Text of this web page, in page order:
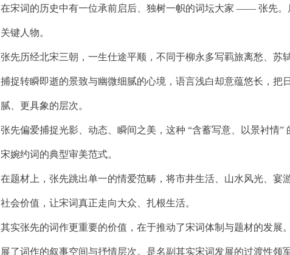
在宋词的历史中有一位承前启后、独树一帜的词坛大家 —— 张先。
关键人物。
张先历经北宋三朝，一生仕途平顺，不同于柳永多写羁旅离愁、苏
捕捉转瞬即逝的景致与幽微细腻的心境，语言浅白却意蕴悠长，把
腻、更具象的层次。
张先偏爱捕捉光影、动态、瞬间之美，这种 “含蓄写意、以景衬情
宋婉约词的典型审美范式。
在题材上，张先跳出单一的情爱范畴，将市井生活、山水风光、宴
社会价值，让宋词真正走向大众、扎根生活。
其实张先的词作更重要的价值，在于推动了宋词体制与题材的发展
展了词作的叙事空间与抒情层次。是名副其实宋词发展的过渡性领